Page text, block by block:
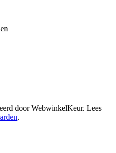
doorWebwinkelKeur. Lees
.